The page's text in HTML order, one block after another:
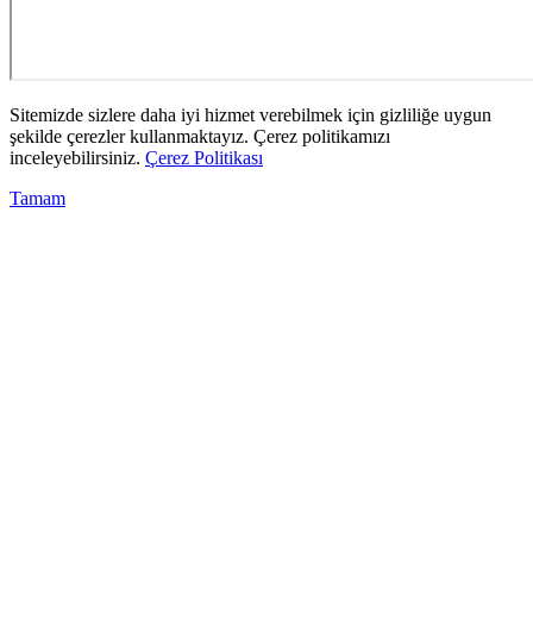
Sitemizde sizlere daha iyi hizmet verebilmek için gizliliğe uygun
şekilde çerezler kullanmaktayız. Çerez politikamızı
inceleyebilirsiniz. Çerez Politikası
Tamam